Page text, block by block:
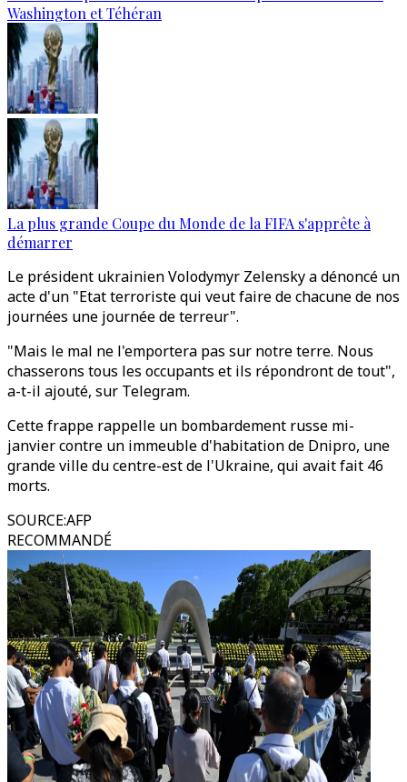
Washington et Téhéran
La plus grande Coupe du Monde de la FIFA s'apprête à
démarrer
Le président ukrainien Volodymyr Zelensky a dénoncé un
acte d'un "Etat terroriste qui veut faire de chacune de nos
journées une journée de terreur".
"Mais le mal ne l'emportera pas sur notre terre. Nous
chasserons tous les occupants et ils répondront de tout",
a-t-il ajouté, sur Telegram.
Cette frappe rappelle un bombardement russe mi-
janvier contre un immeuble d'habitation de Dnipro, une
grande ville du centre-est de l'Ukraine, qui avait fait 46
morts.
SOURCE:AFP
RECOMMANDÉ